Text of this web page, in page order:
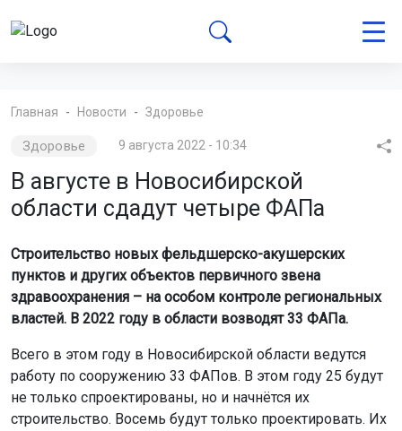
Главная Новости Здоровье
Здоровье 9 августа 2022 - 10:34
В августе в Новосибирской
области сдадут четыре ФАПа
Строительство новых фельдшерско-акушерских
пунктов и других объектов первичного звена
здравоохранения – на особом контроле региональных
властей. В 2022 году в области возводят 33 ФАПа.
Всего в этом году в Новосибирской области ведутся
работу по сооружению 33 ФАПов. В этом году 25 будут
не только спроектированы, но и начнётся их
строительство. Восемь будут только проектировать. Их